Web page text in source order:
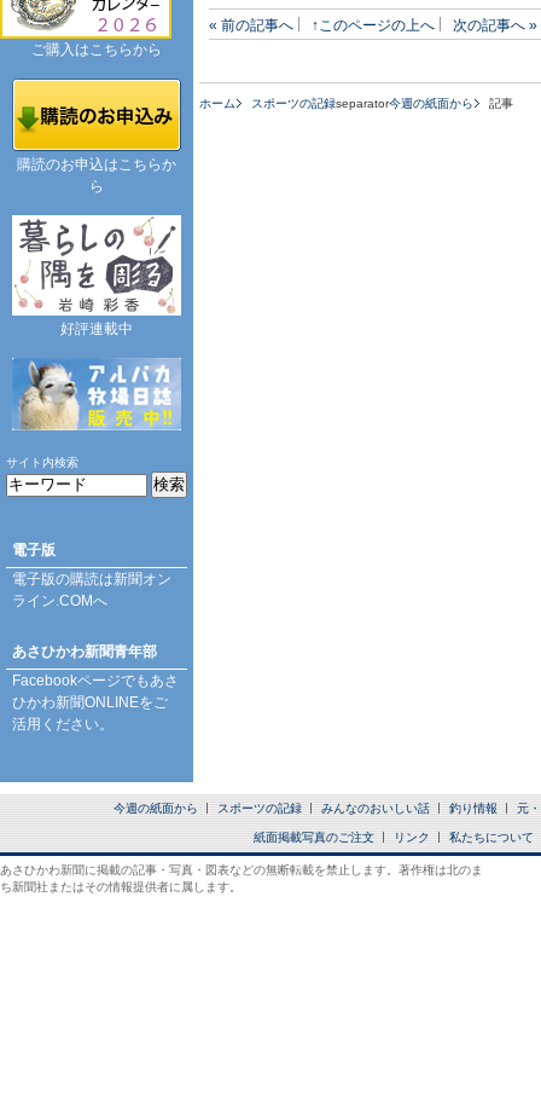
« 前の記事へ ↑このページの上へ 次の記事へ »
ホーム スポーツの記録separator今週の紙面から 記事
ご購入はこちらから
購読のお申込はこちらか
ら
好評連載中
サイト内検索
電子版
電子版の購読は新聞オン
ライン.COMへ
あさひかわ新聞青年部
Facebookページでもあさ
ひかわ新聞ONLINEをご
活用ください。
今週の紙面から スポーツの記録 みんなのおいしい話 釣り情報 元
紙面掲載写真のご注文 リンク 私たちについて
あさひかわ新聞に掲載の記事・写真・図表などの無断転載を禁止します。著作権は北のま
ち新聞社またはその情報提供者に属します。